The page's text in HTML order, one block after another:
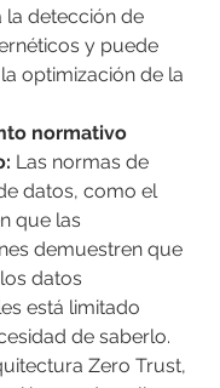
la detección de
y puede
optimización de la
normativo
Las normas de
datos, como el
que las
demuestren que
datos
está limitado
de saberlo.
Zero Trust,